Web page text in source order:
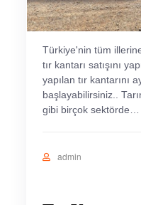
Türkiye'nin tüm
tır kantarı satışını
yapılan tır kantarını
başlayabilirsiniz..
gibi birçok sektörde…
admin